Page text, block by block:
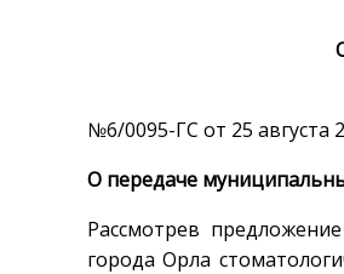
№6/0095-ГС от 25 августа
О передаче
Рассмотрев
города Орла